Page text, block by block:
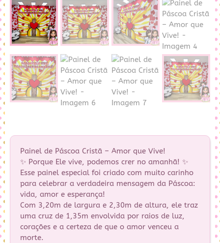
Painel de Páscoa Cristã – Amor que Vive!
✨ Porque Ele vive, podemos crer no amanhã! ✨
Esse painel especial foi criado com muito carinho
para celebrar a verdadeira mensagem da Páscoa:
vida, amor e esperança!
Com 3,20m de largura e 2,30m de altura, ele traz
uma cruz de 1,35m envolvida por raios de luz,
corações e a certeza de que o amor venceu a
morte.